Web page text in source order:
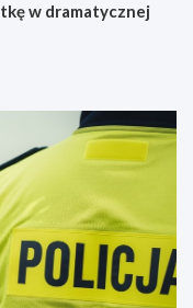
w dramatycznej